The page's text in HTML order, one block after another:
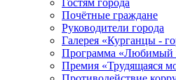
Гостям города
Почётные граждане
Руководители города
Галерея «Курганцы -
Программа «Любимый
Премия «Трудящаяся